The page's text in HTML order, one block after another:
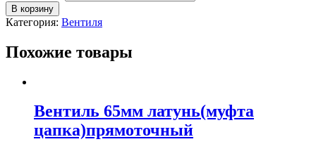
В корзину
Категория: Вентиля
Похожие товары
Вентиль 65мм латунь(муфта
цапка)прямоточный